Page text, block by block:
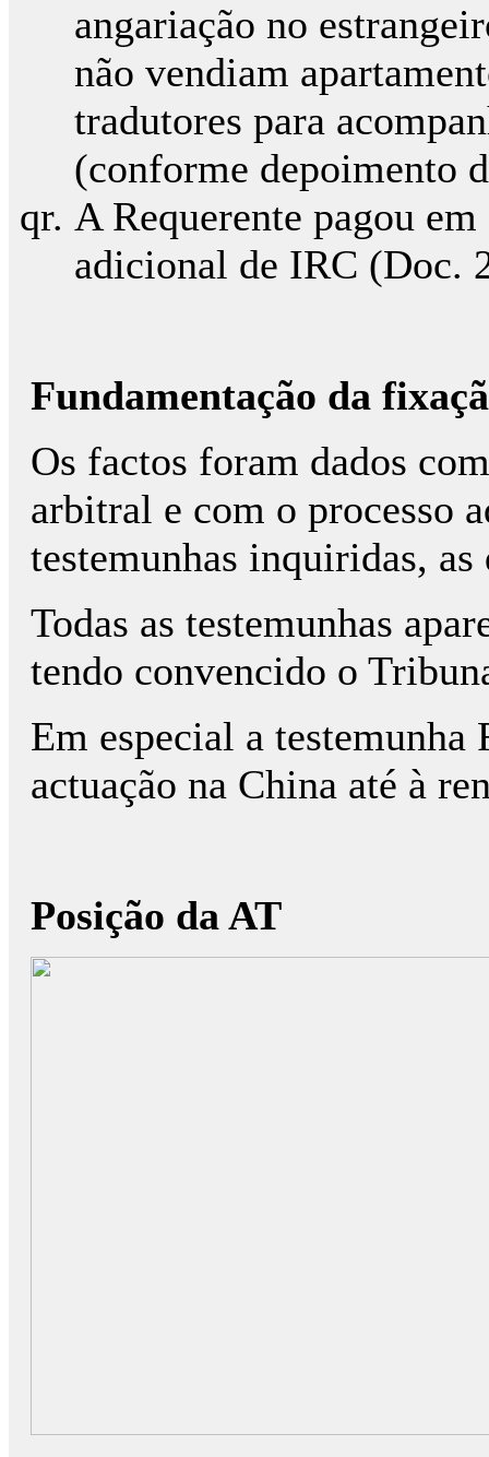
angariação no
não vendiam
tradutores para
(conforme depoimento
A Requerente pagou
adicional de IRC (Doc.
Fundamentação da
Os factos foram dados
arbitral e com o processo
testemunhas inquiridas,
Todas as testemunhas
tendo convencido o
Em especial a
actuação na China até à
Posição da AT